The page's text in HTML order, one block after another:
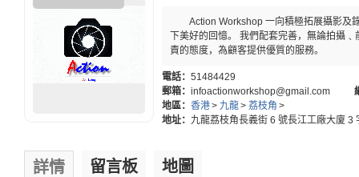
Action Workshop 一向積極拓展攝影及
下美好的回憶。 我們配套完善，無論拍攝
責的態度，為顧客提供優質的服務。
電話： 51484429
郵箱： infoactionworkshop@gmail.com
地區： 香港> 九龍> 荔枝角 >
地址： 九龍荔枝角長義街 6 號長江工廠大廈 3
詳情 留言板 地圖